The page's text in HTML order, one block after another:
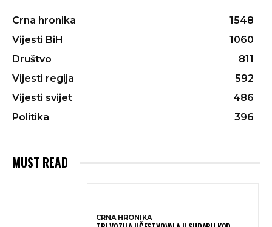
Crna hronika
1548
Vijesti BiH
1060
Društvo
811
Vijesti regija
592
Vijesti svijet
486
Politika
396
MUST READ
CRNA HRONIKA